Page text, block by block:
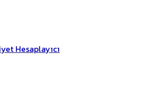
Hesaplayıcı